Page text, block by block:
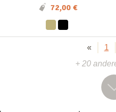
72,00 €
« 1
+ 20